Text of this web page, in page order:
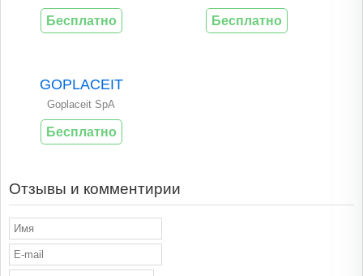
Бесплатно Бесплатно
GOPLACEIT
Goplaceit SpA
Бесплатно
Отзывы и комментирии